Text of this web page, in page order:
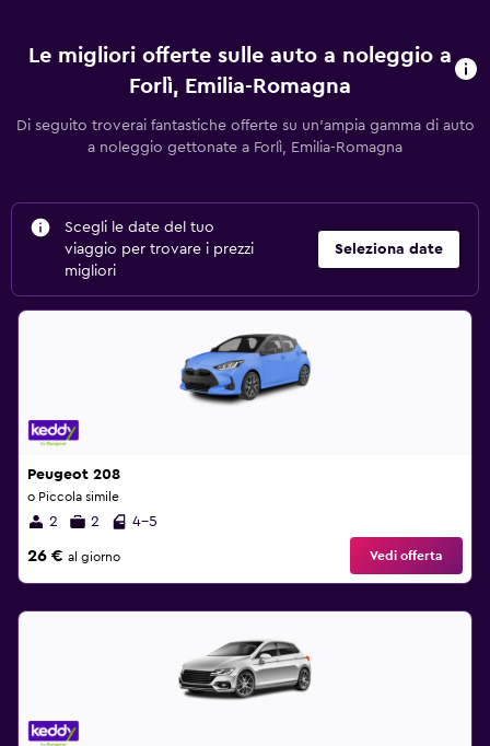
Le migliori offerte sulle auto a noleggio a
Forlì, Emilia-Romagna
Di seguito troverai fantastiche offerte su un'ampia gamma di auto
a noleggio gettonate a Forlì, Emilia-Romagna
Scegli le date del tuo
viaggio per trovare i prezzi
migliori
Seleziona date
Peugeot 208
o Piccola simile
2 2 4-5
26 € al giorno Vedi offerta